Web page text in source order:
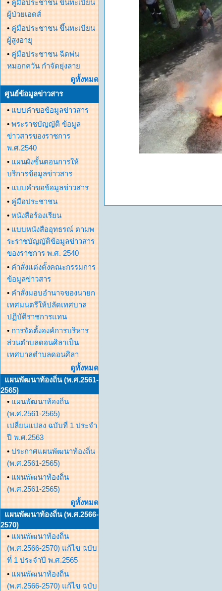
• คู่มือประชาชน ขึ้นทะเบียน
ผู้ป่วยเอดส์
• คู่มือประชาชน ขึ้นทะเบียน
ผู้สูงอายุ
• คู่มือประชาชน ฉีดพ่น
หมอกควัน กำจัดยุ่งลาย
ดูทั้งหมด
ศูนย์ข้อมูลข่าวสาร
• แบบคำขอข้อมูลข่าวสาร
• พระราชบัญญัติ ข้อมูล
ข่าวสารของราชการ
พ.ศ.2540
• แผนผังขั้นตอนการให้
บริการข้อมูลข่าวสาร
• แบบคำขอข้อมูลข่าวสาร
• คู่มือประชาชน
• หนังสือร้องเรียน
• แบบหนังสืออุทธรณ์ ตามพ
ระราชบัญญัติข้อมูลข่าวสาร
ของราชการ พ.ศ. 2540
• คำสั่งแต่งตั้งคณะกรรมการ
ข้อมูลข่าวสาร
• คำสั่งมอบอำนาจของนายก
เทศมนตรีให้ปลัดเทศบาล
ปฏิบัติราชการแทน
• การจัดตั้งองค์การบริหาร
ส่วนตำบลดอนศิลาเป็น
เทศบาลตำบลดอนศิลา
ดูทั้งหมด
แผนพัฒนาท้องถิ่น (พ.ศ.2561-
2565)
• แผนพัฒนาท้องถิ่น
(พ.ศ.2561-2565)
เปลี่ยนแปลง ฉบับที่ 1 ประจำ
ปี พ.ศ.2563
• ประกาศแผนพัฒนาท้องถิ่น
(พ.ศ.2561-2565)
• แผนพัฒนาท้องถิ่น
(พ.ศ.2561-2565)
ดูทั้งหมด
แผนพัฒนาท้องถิ่น (พ.ศ.2566-
2570)
• แผนพัฒนาท้องถิ่น
(พ.ศ.2566-2570) แก้ไข ฉบับ
ที่ 1 ประจำปี พ.ศ.2565
• แผนพัฒนาท้องถิ่น
(พ.ศ.2566-2570) แก้ไข ฉบับ